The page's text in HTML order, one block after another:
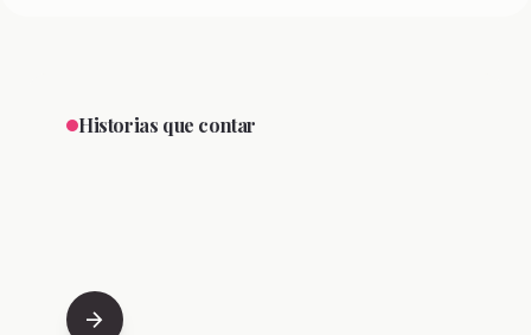
Historias que contar
arrow_forward